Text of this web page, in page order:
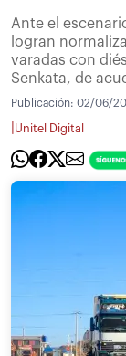
Ante el
logran
varadas con
Senkata, de
Publicación: 02/06/
Unitel Digital